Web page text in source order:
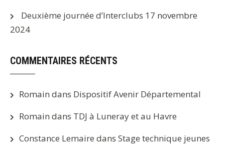
Deuxième journée d’Interclubs 17 novembre
2024
COMMENTAIRES RÉCENTS
Romain dans Dispositif Avenir Départemental
Romain dans TDJ à Luneray et au Havre
Constance Lemaire dans Stage technique jeunes